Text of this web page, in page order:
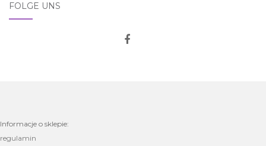
FOLGE UNS
Informacje o sklepie:
regulamin